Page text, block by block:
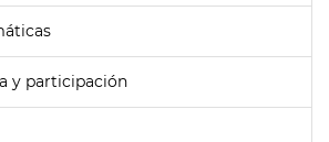
y participación